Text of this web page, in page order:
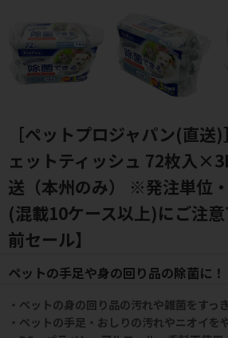
［ペットプロジャパン(直送
ェットティッシュ 72枚入
送（本州のみ） ※発注単位
(混載10ケース以上)にご注
前セール】
ペットの手足や身の回り品の除菌に！
・ペットの身の回り品の汚れや雑菌をすっ
・ペットの手足・おしりの汚れやニオイを